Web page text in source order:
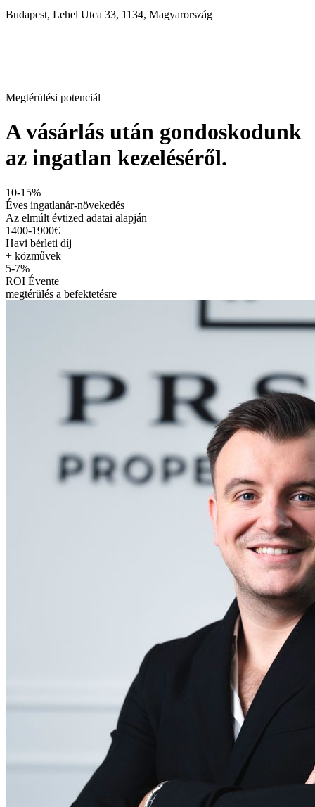
Budapest, Lehel Utca 33, 1134, Magyarország
Megtérülési potenciál
A vásárlás után gondoskodunk
az ingatlan kezeléséről.
10-15%
Éves ingatlanár-növekedés
Az elmúlt évtized adatai alapján
1400-1900€
Havi bérleti díj
+ közművek
5-7%
ROI Évente
megtérülés a befektetésre